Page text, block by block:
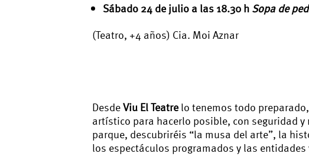
Sábado 24 de julio a las 18.30 h Sopa de
(Teatro, +4 años) Cia. Moi Aznar
DesdeViu El Teatrelo tenemos todo
artístico para hacerlo posible, con seguridad
parque, descubriréis “la musa del arte”, la
los espectáculos programados y las